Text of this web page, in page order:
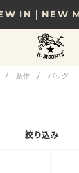
で｜税込
ンから選べる、
/ 新作 / バッグ
絞り込み